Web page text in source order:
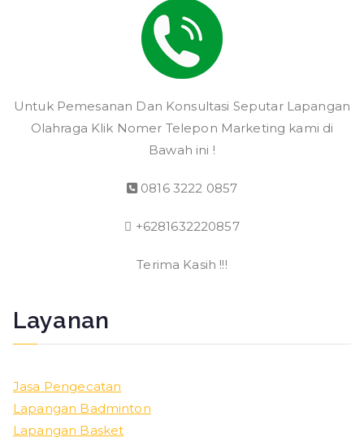
Untuk Pemesanan Dan Konsultasi Seputar Lapangan
Olahraga Klik Nomer Telepon Marketing kami di
Bawah ini !
0816 3222 0857
+6281632220857
Terima Kasih !!!
Layanan
Jasa Pengecatan
Lapangan Badminton
Lapangan Basket